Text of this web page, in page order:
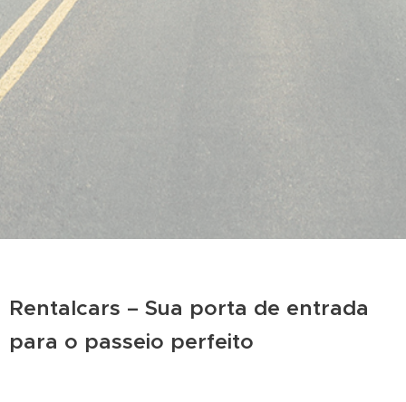
Rentalcars – Sua porta de entrada
para o passeio perfeito